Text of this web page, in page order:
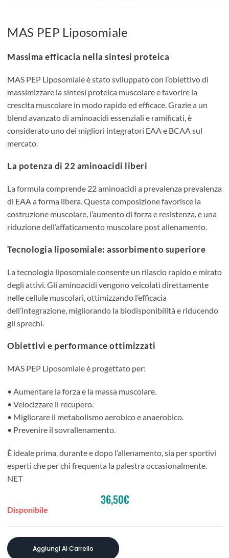
MAS PEP Liposomiale
Massima efficacia nella sintesi proteica
MAS PEP Liposomiale è stato sviluppato con l’obiettivo di
massimizzare la sintesi proteica muscolare e favorire la
crescita muscolare in modo rapido ed efficace. Grazie a un
blend avanzato di aminoacidi essenziali e ramificati, è
considerato uno dei migliori integratori EAA e BCAA sul
mercato.
La potenza di 22 aminoacidi liberi
La formula comprende 22 aminoacidi a prevalenza prevalenza
di EAA a forma libera. Questa composizione favorisce la
costruzione muscolare, l’aumento di forza e resistenza, e una
riduzione dell’affaticamento muscolare post allenamento.
Tecnologia liposomiale: assorbimento superiore
La tecnologia liposomiale consente un rilascio rapido e mirato
degli attivi. Gli aminoacidi vengono veicolati direttamente
nelle cellule muscolari, ottimizzando l’efficacia
dell’integrazione, migliorando la biodisponibilità e riducendo
gli sprechi.
Obiettivi e performance ottimizzati
MAS PEP Liposomiale è progettato per:
• Aumentare la forza e la massa muscolare.
• Velocizzare il recupero.
• Migliorare il metabolismo aerobico e anaerobico.
• Prevenire il sovrallenamento.
È ideale prima, durante e dopo l’allenamento, sia per sportivi
esperti che per chi frequenta la palestra occasionalmente.
NET
36,50€
Disponibile
Aggiungi Al Carrello